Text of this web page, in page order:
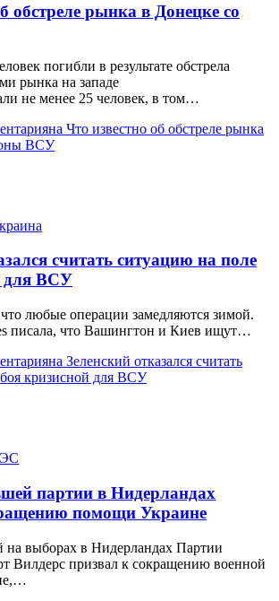
обстреле рынка в Донецке со
погибли в результате обстрела
рынка на западе
не менее 25 человек, в том…
на Что известно об обстреле рынка
ВСУ
считать ситуацию на поле
для ВСУ
любые операции замедляются зимой.
писала, что Вашингтон и Киев ищут…
на Зеленский отказался считать
кризисной для ВСУ
партии в Нидерландах
помощи Украине
выборах в Нидерландах Партии
Вилдерс призвал к сокращению военной